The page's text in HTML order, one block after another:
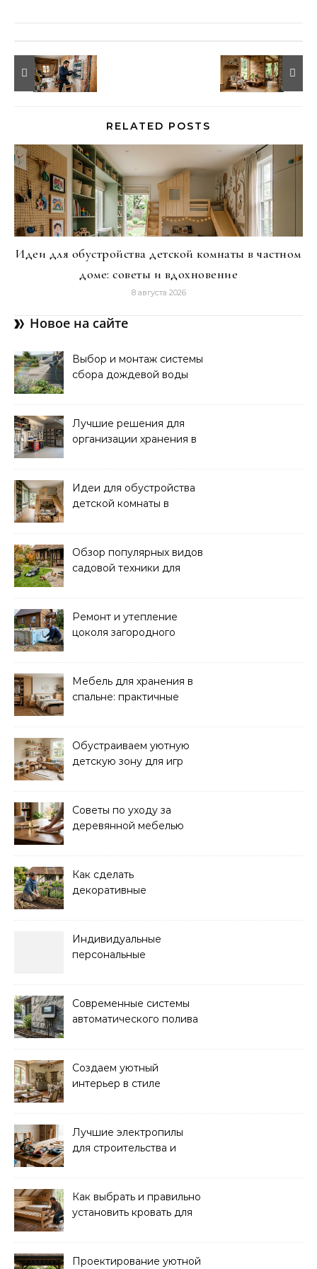
RELATED POSTS
Идеи для обустройства детской комнаты в частном
доме: советы и вдохновение
8 августа 2026
Новое на сайте
Выбор и монтаж системы
сбора дождевой воды
Лучшие решения для
организации хранения в
Идеи для обустройства
детской комнаты в
Обзор популярных видов
садовой техники для
Ремонт и утепление
цоколя загородного
Мебель для хранения в
спальне: практичные
Обустраиваем уютную
детскую зону для игр
Советы по уходу за
деревянной мебелью
Как сделать
декоративные
пошаговая инструкция
Индивидуальные
персональные
Современные системы
автоматического полива
Создаем уютный
интерьер в стиле
Лучшие электропилы
для строительства и
Как выбрать и правильно
установить кровать для
Проектирование уютной